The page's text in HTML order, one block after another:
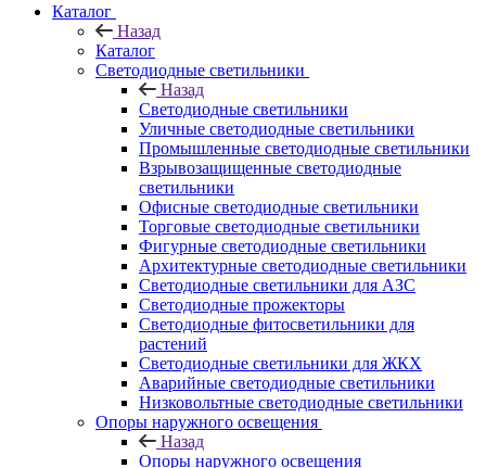
Каталог
Назад
Каталог
Светодиодные светильники
Назад
Светодиодные светильники
Уличные светодиодные светильники
Промышленные светодиодные светильники
Взрывозащищенные светодиодные
светильники
Офисные светодиодные светильники
Торговые светодиодные светильники
Фигурные светодиодные светильники
Архитектурные светодиодные светильники
Светодиодные светильники для АЗС
Светодиодные прожекторы
Светодиодные фитосветильники для
растений
Светодиодные светильники для ЖКХ
Аварийные светодиодные светильники
Низковольтные светодиодные светильники
Опоры наружного освещения
Назад
Опоры наружного освещения